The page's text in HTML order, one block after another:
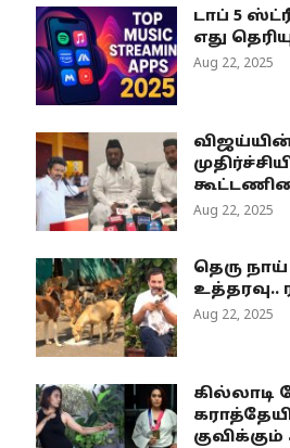
டாப் 5
எது
Aug 22, 2025
Aug 22, 2025
தெரு
உத்தரவு..
Aug 22, 2025
கில்லாடி
குவிக்கும்